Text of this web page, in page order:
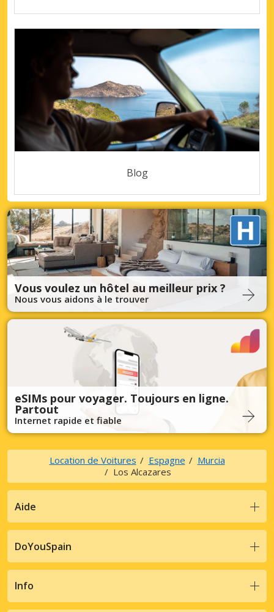
Blog
Vous voulez un hôtel au meilleur prix ?
Nous vous aidons à le trouver
eSIMs pour voyager. Toujours en ligne.
Partout
Internet rapide et fiable
Location de Voitures Espagne
Murcia
Los Alcazares
Aide
DoYouSpain
Info